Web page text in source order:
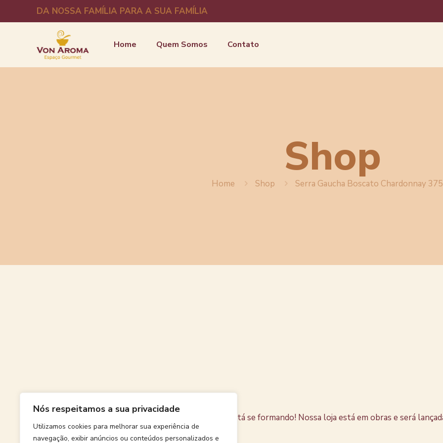
Nós respeitamos a sua privacidade
Utilizamos cookies para melhorar sua experiência de
navegação, exibir anúncios ou conteúdos personalizados e
DA NOSSA FAMÍLIA PARA A SUA FAMÍLIA
Home Quem Somos Contato
Shop
Home Shop Serra Gaucha Boscato Chardonnay
Algo grande está se formando! Nossa loja está em obras e será